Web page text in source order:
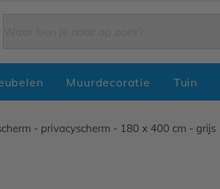
Muurdecoratie Tuin
- privacyscherm - 180 x 400 cm - grijs